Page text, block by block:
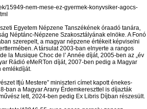
15949-nem-mese-ez-gyermek-konyvsiker-agocs-
Egyetem Népzene Tanszékének óraadó tanára,
Néptánc-Népzene Szakosztályának elnöke. A Fonó
szerepelt, a magyar népzene értékeit képviselni
A társulat 2003-ban elnyerte a rangos
la Musique Choc de l’ Année díját, 2005-ben az „év
Rádió eMeRTon díját, 2007-ben pedig a Magyar
emlékdíját.
Ifjú Mestere” miniszteri címet kapott énekes-
ban a Magyar Arany Érdemkereszttel is díjazták
lett, 2024-ben pedig Ex Libris Díjban részesült.